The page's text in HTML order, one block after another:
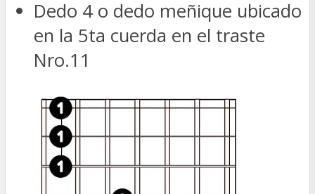
Dedo 4 o dedo meñique ubicado
en la 5ta cuerda en el traste
Nro.11